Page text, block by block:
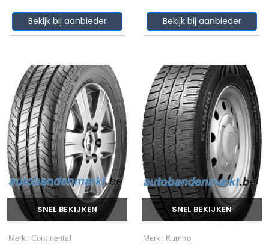
Bekijk bij aanbieder Bekijk bij aanbieder
SNEL BEKIJKEN
Merk: Continental
SNEL BEKIJKEN
Merk: Kumho